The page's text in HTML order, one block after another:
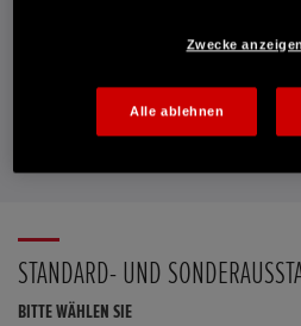
FAVORITEN
STANDARD- UND
BITTE WÄHLEN SIE
Zwecke anzeigen
Alle ablehnen